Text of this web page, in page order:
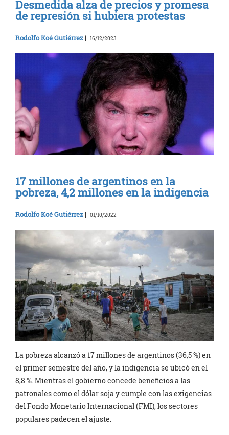
Desmedida alza de precios y promesa
de represión si hubiera protestas
Rodolfo Koé Gutiérrez | 16/12/2023
17 millones de argentinos en la
pobreza, 4,2 millones en la indigencia
Rodolfo Koé Gutiérrez | 01/10/2022
La pobreza alcanzó a 17 millones de argentinos (36,5 %) en
el primer semestre del año, y la indigencia se ubicó en el
8,8 %. Mientras el gobierno concede beneficios a las
patronales como el dólar soja y cumple con las exigencias
del Fondo Monetario Internacional (FMI), los sectores
populares padecen el ajuste.